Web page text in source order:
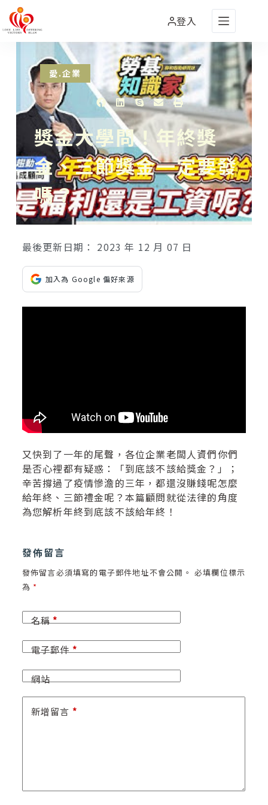
登入
愛.企業
獎金大學問！年終獎
金、三節獎金一定要發
嗎？
最後更新日期： 2023 年 12 月 07 日
加入為 Google 偏好來源
又快到了一年的尾聲，各位企業老闆人資們你們
是否心裡都有疑惑：「到底該不該給獎金？」；
辛苦撐過了疫情慘澹的三年，都還沒賺錢呢怎麼
給年終、三節禮金呢？本篇顧問就從法律的角度
為您解析年終到底該不該給年終！
發佈留言
發佈留言必須填寫的電子郵件地址不會公開。 必填欄位標示
為 *
名稱*
電子郵件*
網站
新增留言 *